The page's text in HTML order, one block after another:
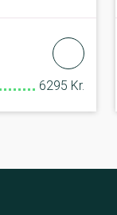
6295 Kr.